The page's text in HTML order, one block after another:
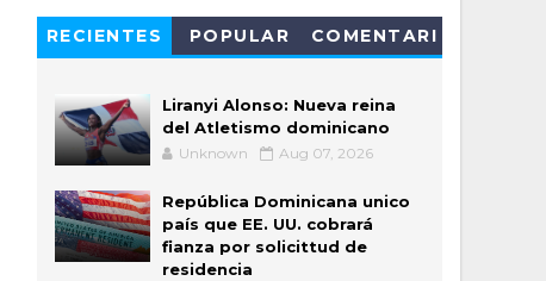
RECIENTES POPULAR
COMENTARI
Liranyi Alonso: Nueva reina
del Atletismo dominicano
Unknown Aug 07, 2026
República Dominicana unico
país que EE. UU. cobrará
fianza por solicittud de
residencia